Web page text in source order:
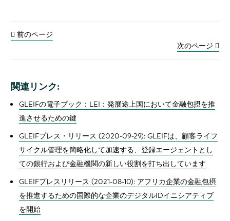
前のページ
次のページ
関連リンク:
GLEIFの電子ブック：LEI：発展途上国において金融包摂を推
進させるための鍵
GLEIFプレス・リリース (2020-09-29): GLEIFは、顧客ライフ
サイクル管理を簡略化して加速する、登録エージェントとし
ての銀行および金融機関の新しい役割を打ち出しています
GLEIFプレスリリース (2021-08-10): アフリカ企業の金融包摂
を推進するための国際的な企業のデジタルIDイニシアティブ
を開始